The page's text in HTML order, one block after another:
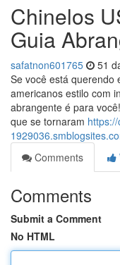
Chinelos
Guia
safatnon601765 51
Se você está querendo
americanos estilo com
abrangente é para
que se tornaram
Comments
Comments
Submit a Comment
No HTML